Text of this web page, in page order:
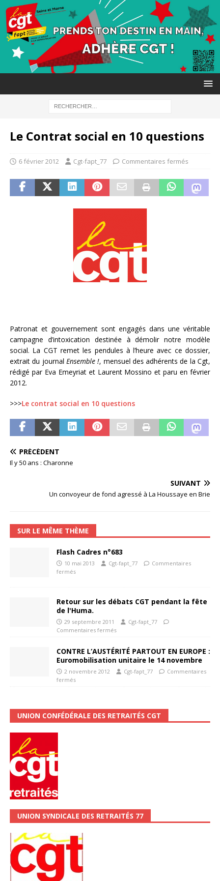
Le Contrat social en 10 questions
6 février 2012 Cgt-fapt_77 Commentaires fermés
Patronat et gouvernement sont engagés dans une véritable
campagne d’intoxication destinée à démolir notre modèle
social. La CGT remet les pendules à l’heure avec ce dossier,
extrait du journal Ensemble !, mensuel des adhérents de la Cgt,
rédigé par Eva Emeyriat et Laurent Mossino et paru en février
2012.
>>>Le contrat social en 10 questions
PRÉCÉDENT
Il y 50 ans : Charonne
SUIVANT
Un convoyeur de fond agressé à La Houssaye en Brie
SUR LE MÊME THÈME
Flash Cadres n°683
10 mai 2013 Cgt-fapt_77
Commentaires
fermés
Retour sur les débats CGT pendant la fête
de l'Huma.
29 septembre 2011
Cgt-fapt_77
Commentaires fermés
CONTRE L’AUSTÉRITÉ PARTOUT EN EUROPE :
Euromobilisation unitaire le 14 novembre
2 novembre 2012 Cgt-fapt_77
Commentaires
fermés
UNION CONFÉDÉRALE DES RETRAITÉS CGT
UNION SYNDICALE DES RETRAITÉS 77